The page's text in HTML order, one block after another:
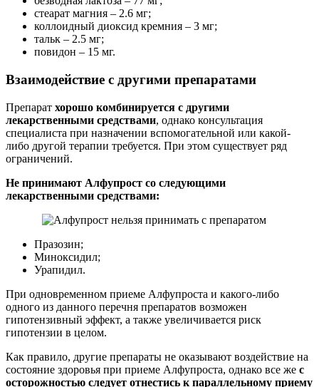
стеарат магния – 2.6 мг;
коллоидный диоксид кремния – 3 мг;
тальк – 2.5 мг;
повидон – 15 мг.
Взаимодействие с другими препаратами
Препарат хорошо комбинируется с другими
лекарственными средствами, однако консультация
специалиста при назначении вспомогательной или какой-
либо другой терапии требуется. При этом существует ряд
ограничений.
Не принимают Алфупрост со следующими
лекарственными средствами:
Празозин;
Миноксидил;
Урапидил.
При одновременном приеме Алфупроста и какого-либо
одного из данного перечня препаратов возможен
гипотензивный эффект, а также увеличивается риск
гипотензии в целом.
Как правило, другие препараты не оказывают воздействие на
состояние здоровья при приеме Алфупроста, однако все же с
осторожностью следует отнестись к параллельному приему